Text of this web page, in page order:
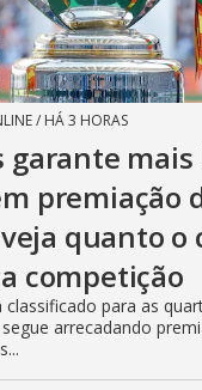
/ HÁ 3 HORAS
garante mais
premiação
quanto o
competição
classificado para as
arrecadando